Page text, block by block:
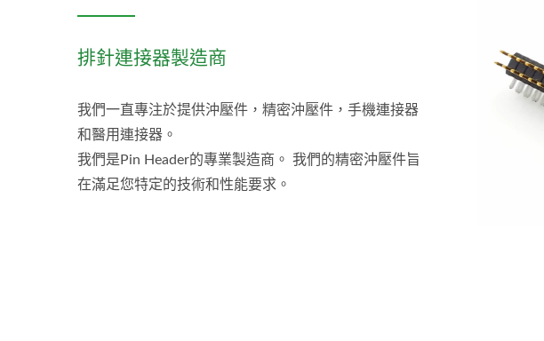
排針連接器製造商
我們一直專注於提供沖壓件，精密沖壓件，手機連接器
和醫用連接器。
我們是Pin Header的專業製造商。 我們的精密沖壓件旨
在滿足您特定的技術和性能要求。